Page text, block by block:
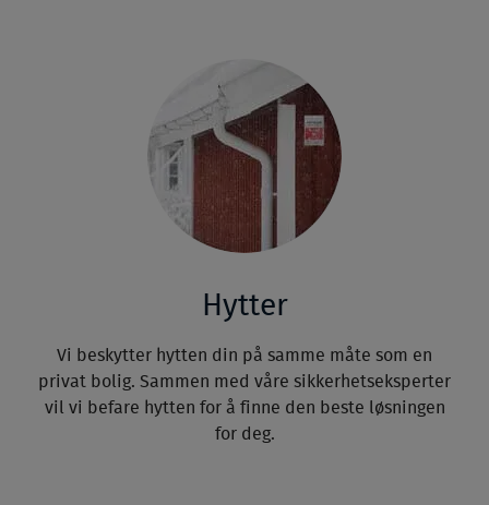
Hytter
Vi beskytter hytten din på samme måte som en
privat bolig. Sammen med våre sikkerhetseksperter
vil vi befare hytten for å finne den beste løsningen
for deg.